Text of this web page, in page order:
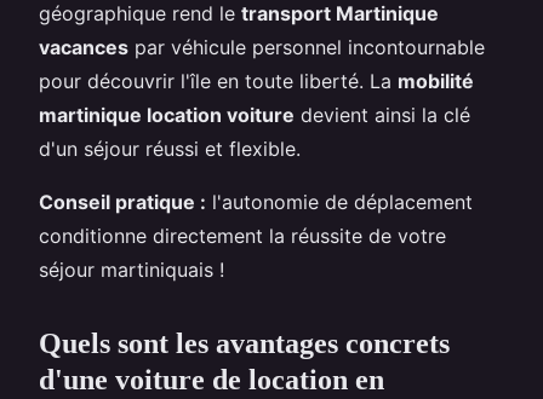
géographique rend le transport Martinique
vacances par véhicule personnel incontournable
pour découvrir l'île en toute liberté. La mobilité
martinique location voiture devient ainsi la clé
d'un séjour réussi et flexible.
Conseil pratique : l'autonomie de déplacement
conditionne directement la réussite de votre
séjour martiniquais !
Quels sont les avantages concrets
d'une voiture de location en